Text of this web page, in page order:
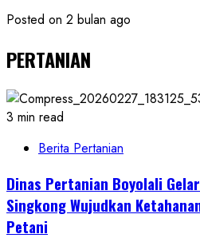
Posted on 2 bulan ago
PERTANIAN
3 min read
Berita Pertanian
Dinas Pertanian Boyolali
Singkong Wujudkan
Petani